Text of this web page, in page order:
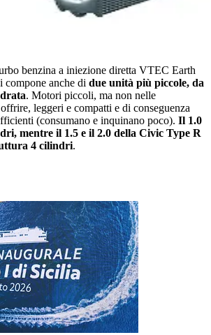
benzina a iniezione diretta VTEC Earth
compone anche di due unità più piccole, da
. Motori piccoli, ma non nelle
leggeri e compatti e di conseguenza
(consumano e inquinano poco). Il 1.0
mentre il 1.5 e il 2.0 della Civic Type R
4 cilindri.